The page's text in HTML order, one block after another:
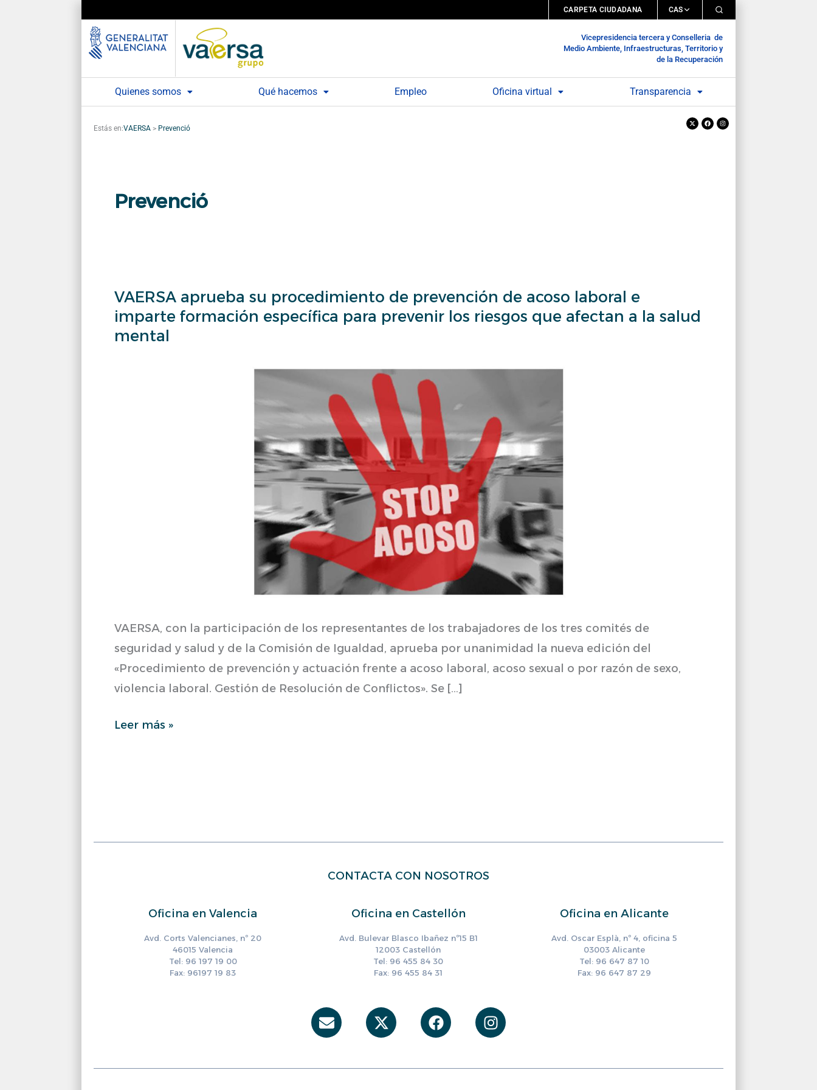
al
contenido
CARPETA CIUDADANA CAS
Vicepresidencia tercera y Conselleria de
Medio Ambiente, Infraestructuras, Territorio y
de la Recuperación
Quienes somos Qué hacemos Empleo Oficina virtual Transparencia
Estás en:VAERSA > Prevenció
twitter
Prevenció
VAERSA aprueba su procedimiento de prevención de acoso laboral e
imparte formación específica para prevenir los riesgos que afectan a la salud
mental
VAERSA, con la participación de los representantes de los trabajadores de los tres comités de
seguridad y salud y de la Comisión de Igualdad, aprueba por unanimidad la nueva edición del
«Procedimiento de prevención y actuación frente a acoso laboral, acoso sexual o por razón de sexo,
violencia laboral. Gestión de Resolución de Conflictos». Se […]
VAERSA
aprueba
su
afectan
salud
Leer más »
CONTACTA CON NOSOTROS
Oficina en Valencia
Avd. Corts Valencianes, nº 20
46015 Valencia
Tel: 96 197 19 00
Fax: 96197 19 83
Oficina en Castellón
Avd. Bulevar Blasco Ibañez nº15 B1
12003 Castellón
Tel: 96 455 84 30
Fax: 96 455 84 31
Oficina en Alicante
Avd. Oscar Esplà, nº 4, oficina 5
03003 Alicante
Tel: 96 647 87 10
Fax: 96 647 87 29
Envelope
X-
twitter
FacebookInstagram